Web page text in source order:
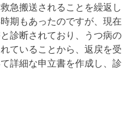
急搬送されることを繰返し
期もあったのですが、現在
診断されており、うつ病の
ていることから、返戻を受
詳細な申立書を作成し、診